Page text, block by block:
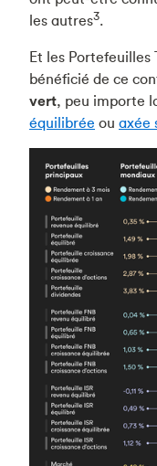
les autres3.
Et les
bénéficié de ce
vert, peu importe
équilibrée ou axée